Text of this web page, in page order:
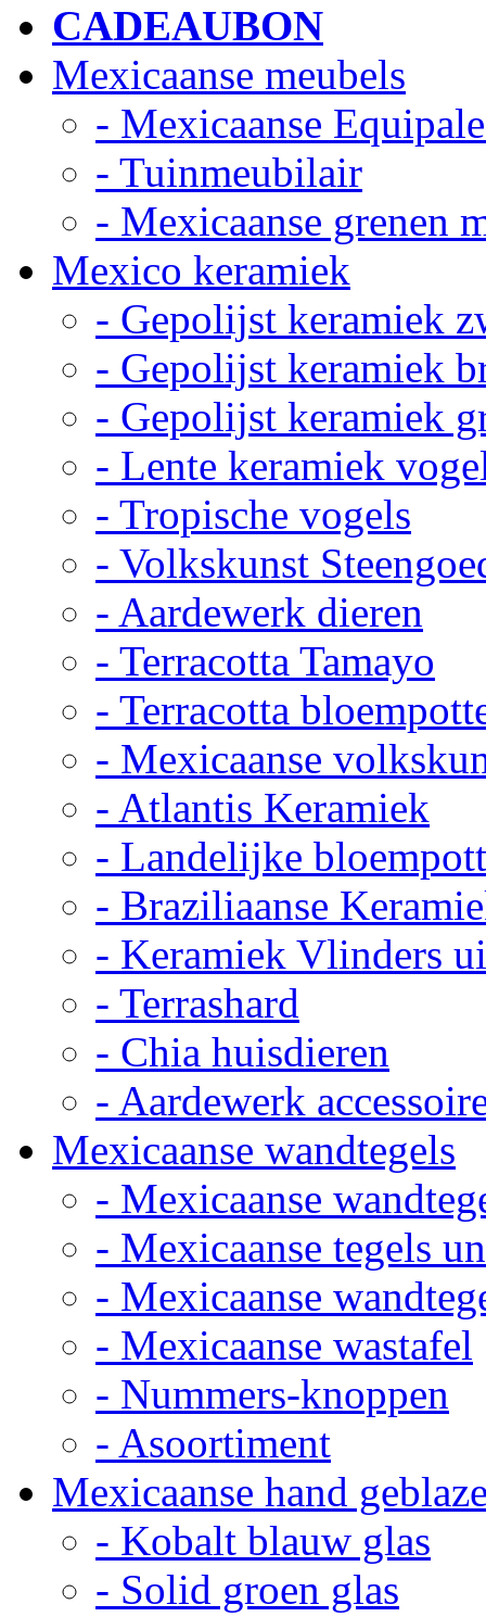
CADEAUBON
Mexicaanse meubels
- Mexicaanse
- Tuinmeubilair
- Mexicaanse grenen
Mexico keramiek
- Gepolijst keramiek
- Gepolijst keramiek
- Gepolijst keramiek
- Lente keramiek
- Tropische vogels
- Volkskunst
- Aardewerk dieren
- Terracotta Tamayo
- Terracotta
- Mexicaanse
- Atlantis Keramiek
- Landelijke
- Braziliaanse
- Keramiek Vlinders
- Terrashard
- Chia huisdieren
- Aardewerk
Mexicaanse wandtegels
- Mexicaanse
- Mexicaanse tegels
- Mexicaanse
- Mexicaanse wastafel
- Nummers-knoppen
- Asoortiment
Mexicaanse hand
- Kobalt blauw glas
- Solid groen glas